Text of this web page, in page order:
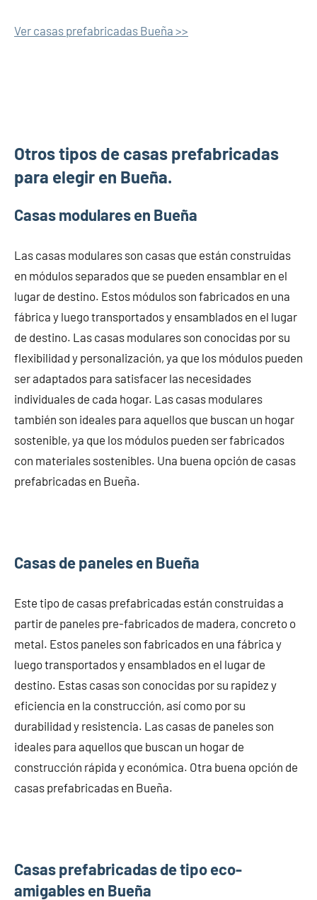
Ver casas prefabricadas Bueña >>
Otros tipos de casas prefabricadas
para elegir en Bueña.
Casas modulares en Bueña
Las casas modulares son casas que están construidas
en módulos separados que se pueden ensamblar en el
lugar de destino. Estos módulos son fabricados en una
fábrica y luego transportados y ensamblados en el lugar
de destino. Las casas modulares son conocidas por su
flexibilidad y personalización, ya que los módulos pueden
ser adaptados para satisfacer las necesidades
individuales de cada hogar. Las casas modulares
también son ideales para aquellos que buscan un hogar
sostenible, ya que los módulos pueden ser fabricados
con materiales sostenibles. Una buena opción de casas
prefabricadas en Bueña.
Casas de paneles en Bueña
Este tipo de casas prefabricadas están construidas a
partir de paneles pre-fabricados de madera, concreto o
metal. Estos paneles son fabricados en una fábrica y
luego transportados y ensamblados en el lugar de
destino. Estas casas son conocidas por su rapidez y
eficiencia en la construcción, así como por su
durabilidad y resistencia. Las casas de paneles son
ideales para aquellos que buscan un hogar de
construcción rápida y económica. Otra buena opción de
casas prefabricadas en Bueña.
Casas prefabricadas de tipo eco-
amigables en Bueña